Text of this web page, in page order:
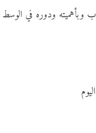
إلى ما توليه الوزارة من عناية